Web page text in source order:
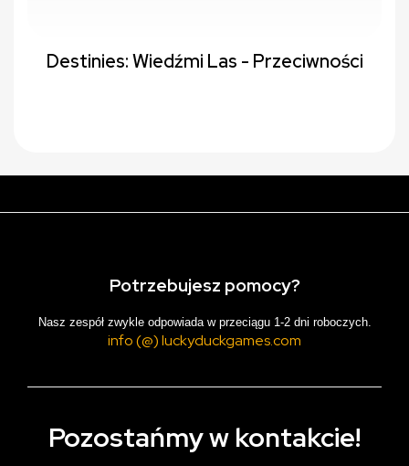
Destinies: Wiedźmi Las - Przeciwności
Potrzebujesz pomocy?
Nasz zespół zwykle odpowiada w przeciągu 1-2 dni roboczych.
info (@) luckyduckgames.com
Pozostańmy w kontakcie!